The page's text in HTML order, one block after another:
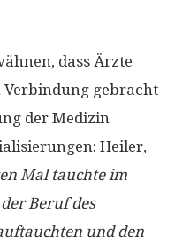
dass Ärzte
gebracht
der Medizin
Heiler,
Mal tauchte im
Beruf des
und den